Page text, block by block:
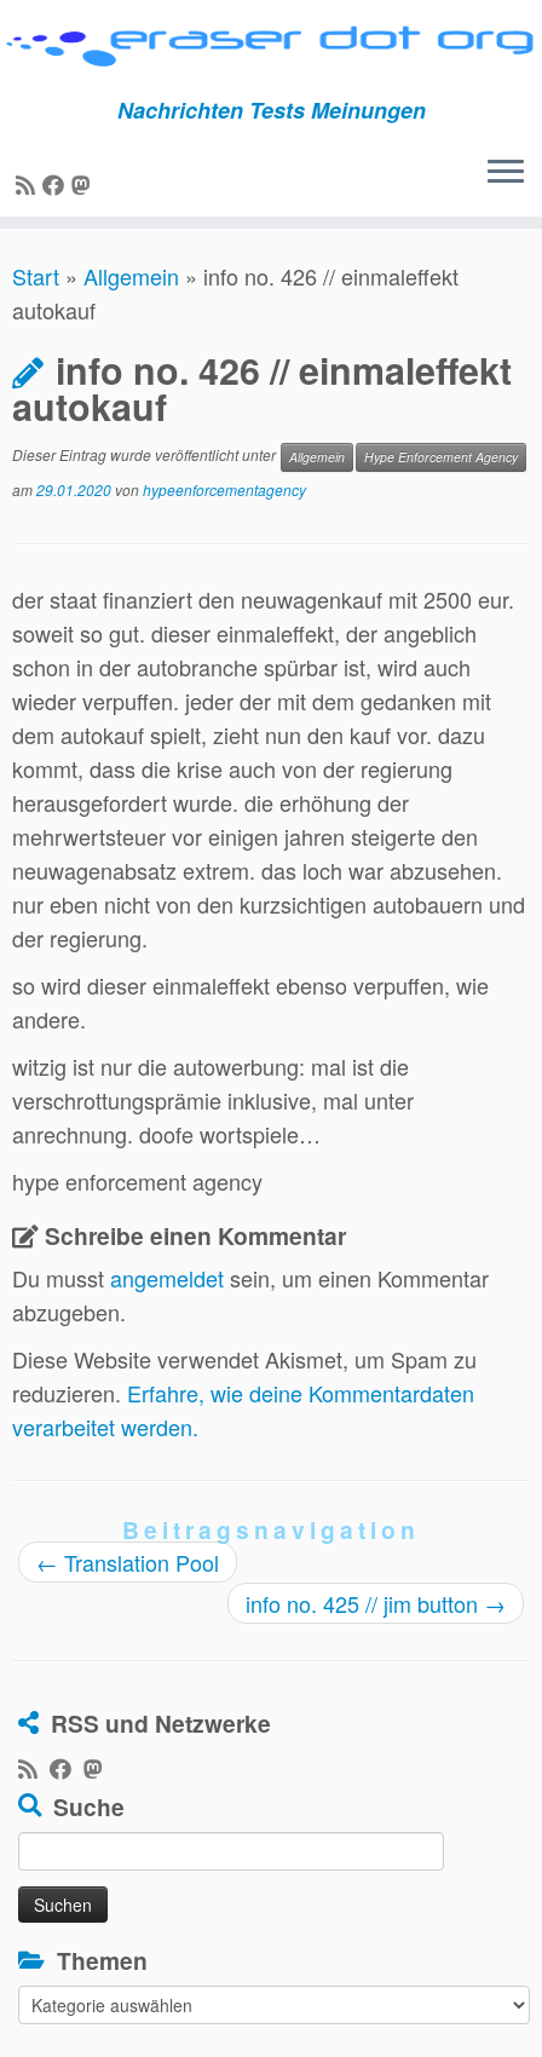
Inhalt
springen
Nachrichten Tests Meinungen
Start » Allgemein » info no. 426 // einmaleffekt
autokauf
info no. 426 // einmaleffekt
autokauf
Dieser Eintrag wurde veröffentlicht unter Allgemein Hype Enforcement Agency
am29.01.2020 vonhypeenforcementagency
der staat finanziert den neuwagenkauf mit 2500 eur.
soweit so gut. dieser einmaleffekt, der angeblich
schon in der autobranche spürbar ist, wird auch
wieder verpuffen. jeder der mit dem gedanken mit
dem autokauf spielt, zieht nun den kauf vor. dazu
kommt, dass die krise auch von der regierung
herausgefordert wurde. die erhöhung der
mehrwertsteuer vor einigen jahren steigerte den
neuwagenabsatz extrem. das loch war abzusehen.
nur eben nicht von den kurzsichtigen autobauern und
der regierung.
so wird dieser einmaleffekt ebenso verpuffen, wie
andere.
witzig ist nur die autowerbung: mal ist die
verschrottungsprämie inklusive, mal unter
anrechnung. doofe wortspiele…
hype enforcement agency
Schreibe einen Kommentar
Du musstangemeldetsein, um einen Kommentar
abzugeben.
Diese Website verwendet Akismet, um Spam zu
reduzieren. Erfahre, wie deine Kommentardaten
verarbeitet werden.
Beitragsnavigation
← Translation Pool
info no. 425 // jim button →
RSS und Netzwerke
Suche
Suchen
nach:
Themen
Themen